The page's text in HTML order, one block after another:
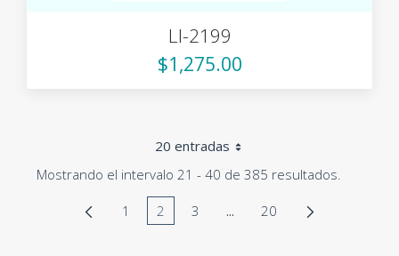
LI-2199
$1,275.00
20 entradas
Mostrando el intervalo 21 - 40 de 385 resultados.
Página
1 Página
2 Página
3 ...Páginas intermedias Use
Página
20